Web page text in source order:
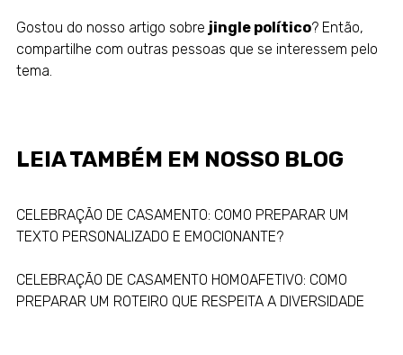
Gostou do nosso artigo sobre jingle político? Então,
compartilhe com outras pessoas que se interessem pelo
tema.
LEIA TAMBÉM EM NOSSO BLOG
CELEBRAÇÃO DE CASAMENTO: COMO PREPARAR UM
TEXTO PERSONALIZADO E EMOCIONANTE?
CELEBRAÇÃO DE CASAMENTO HOMOAFETIVO: COMO
PREPARAR UM ROTEIRO QUE RESPEITA A DIVERSIDADE